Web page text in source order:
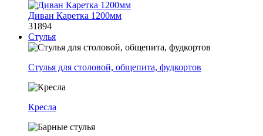
Диван Каретка 1200мм
31894
Стулья
Стулья для столовой, общепита, фудкортов
Кресла